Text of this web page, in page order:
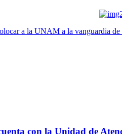
a la UNAM a la vanguardia
con la Unidad de